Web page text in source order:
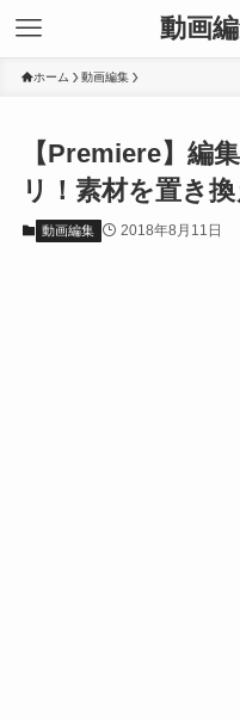
動画
ホーム 動画編集
【Premiere】編
リ！素材を置き
動画編集 2018年8月11日